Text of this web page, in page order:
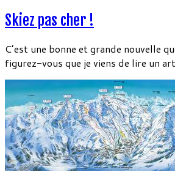
Skiez pas cher !
C’est une bonne et grande nouvelle
figurez-vous que je viens de lire un